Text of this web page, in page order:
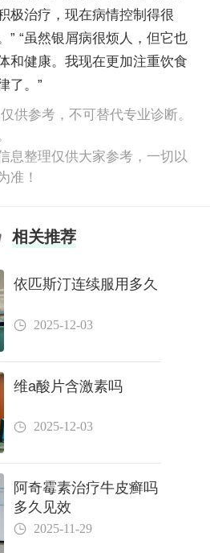
极治疗，现在病情控制得很
” “虽然银屑病很烦人，但它也
和健康。我现在更加注重饮食
了。”
供参考，不可替代专业诊断。
息整理仅供大家参考，一切以
准！
相关推荐
依匹斯汀连续服用多久
2025-12-03
维a酸片含激素吗
2025-12-03
阿奇霉素治疗牛皮癣吗
多久见效
2025-11-29